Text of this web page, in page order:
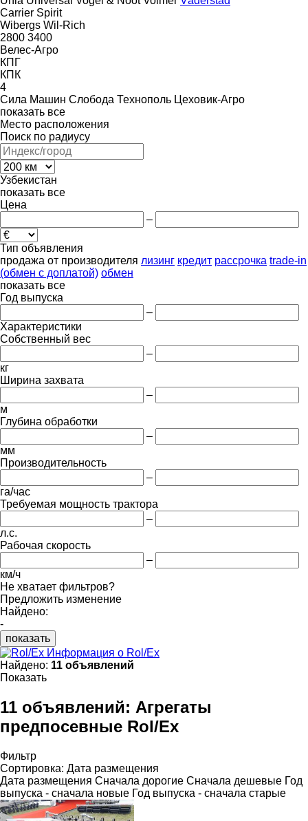
Carrier Spirit
Wibergs Wil-Rich
2800 3400
Велес-Агро
КПГ
КПК
4
Сила Машин Слобода Технополь Цеховик-Агро
показать все
Место расположения
Поиск по радиусу
Узбекистан
показать все
Цена
–
Тип объявления
продажа от производителя лизинг кредит рассрочка trade-in
(обмен с доплатой) обмен
показать все
Год выпуска
–
Характеристики
Собственный вес
–
кг
Ширина захвата
–
м
Глубина обработки
–
мм
Производительность
–
га/час
Требуемая мощность трактора
–
л.с.
Рабочая скорость
–
км/ч
Не хватает фильтров?
Предложить изменение
Найдено:
-
показать
Информация о Rol/Ex
Найдено: 11 объявлений
Показать
11 объявлений: Агрегаты
предпосевные Rol/Ex
Фильтр
Сортировка: Дата размещения
Дата размещения Сначала дорогие Сначала дешевые Год
выпуска - сначала новые Год выпуска - сначала старые